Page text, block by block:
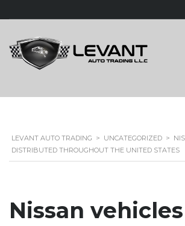
LEVANT AUTO TRADING > UNCATEGORIZED >
DISTRIBUTED THROUGHOUT THE UNITED STATES
Nissan